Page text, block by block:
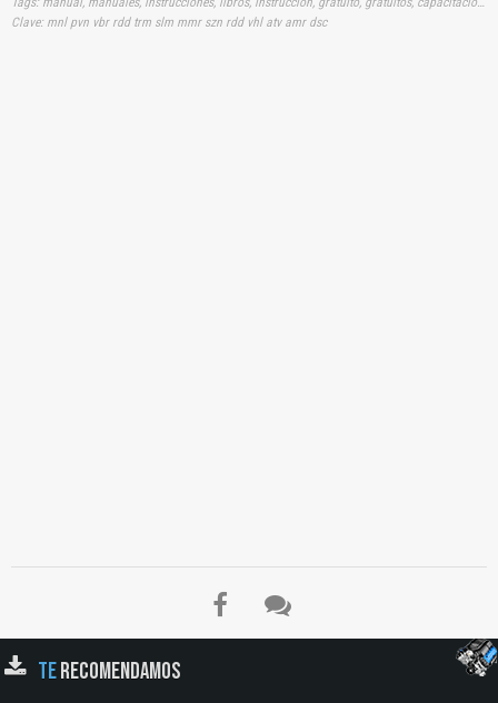
Clave: mnl pvn vbr rdd trm slm mmr szn rdd vhl atv amr dsc
TERECOMENDAMOS